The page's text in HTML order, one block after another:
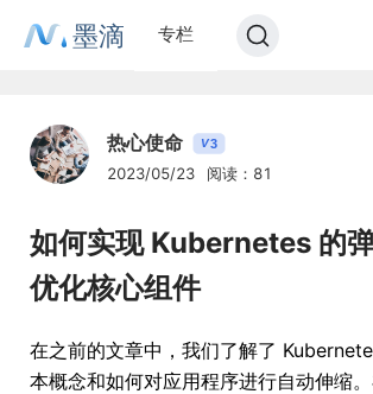
墨滴 专栏
热心使命 V3
2023/05/23 阅读：81
如何实现 Kubernetes 的弹
优化核心组件
在之前的文章中，我们了解了
本概念和如何对应用程序进行自动伸缩